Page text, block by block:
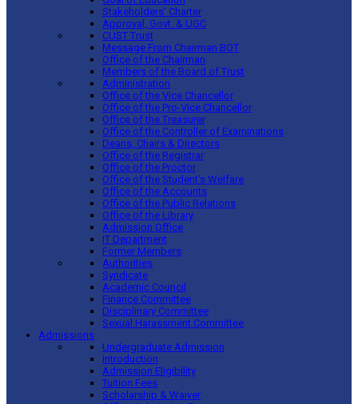
Stakeholders’ Charter
Approval, Govt. & UGC
CUST Trust
Message From Chairman BOT
Office of the Chairman
Members of the Board of Trust
Administration
Office of the Vice Chancellor
Office of the Pro-Vice Chancellor
Office of the Treasurer
Office of the Controller of Examinations
Deans, Chairs & Directors
Office of the Registrar
Office of the Proctor
Office of the Student’s Welfare
Office of the Accounts
Office of the Public Relations
Office of the Library
Admission Office
IT Department
Former Members
Authorities
Syndicate
Academic Council
Finance Committee
Disciplinary Committee
Sexual Harassment Committee
Admissions
Undergraduate Admission
Introduction
Admission Eligibility
Tuition Fees
Scholarship & Waiver